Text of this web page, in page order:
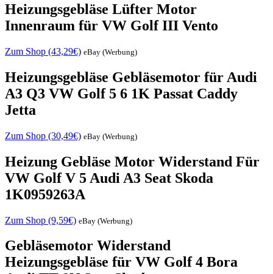
Heizungsgebläse Lüfter Motor
Innenraum für VW Golf III Vento
Zum Shop (43,29€) eBay (Werbung)
Heizungsgebläse Gebläsemotor für Audi
A3 Q3 VW Golf 5 6 1K Passat Caddy
Jetta
Zum Shop (30,49€) eBay (Werbung)
Heizung Gebläse Motor Widerstand Für
VW Golf V 5 Audi A3 Seat Skoda
1K0959263A
Zum Shop (9,59€) eBay (Werbung)
Gebläsemotor Widerstand
Heizungsgebläse für VW Golf 4 Bora